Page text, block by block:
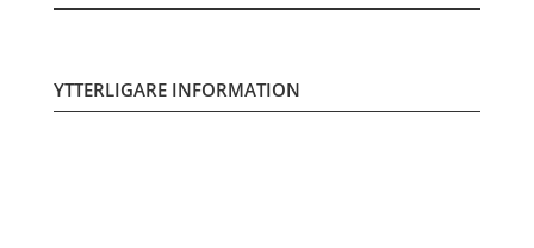
YTTERLIGARE INFORMATION